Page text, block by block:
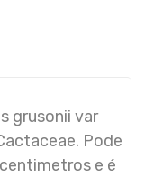
grusonii var
Pode
e é